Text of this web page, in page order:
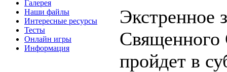
Галерея
Наши файлы
Интересные ресурсы
Тесты
Онлайн игры
Информация
Экстренное
пройдет в